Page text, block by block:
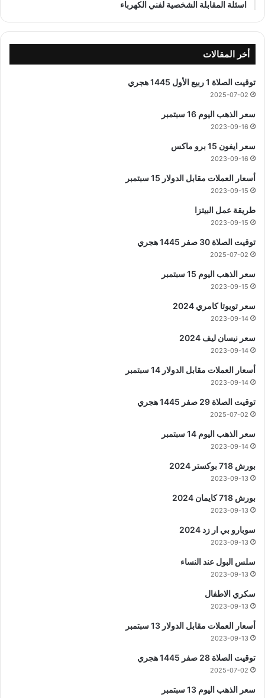
اسئلة المقابلة الشخصية لفني الكهرباء
أخر المقالات
توقيت الصلاة 1 ربيع الأول 1445 هجري
2025-07-02
سعر الذهب اليوم 16 سبتمبر
2023-09-16
سعر ايفون 15 برو ماكس
2023-09-16
أسعار العملات مقابل الدولار 15 سبتمبر
2023-09-15
طريقة عمل البيتزا
2023-09-15
توقيت الصلاة 30 صفر 1445 هجري
2025-07-02
سعر الذهب اليوم 15 سبتمبر
2023-09-15
سعر تويوتا كامري 2024
2023-09-14
سعر نيسان ليف 2024
2023-09-14
أسعار العملات مقابل الدولار 14 سبتمبر
2023-09-14
توقيت الصلاة 29 صفر 1445 هجري
2025-07-02
سعر الذهب اليوم 14 سبتمبر
2023-09-14
بورش 718 بوكستر 2024
2023-09-13
بورش 718 كايمان 2024
2023-09-13
سوبارو بي ار زد 2024
2023-09-13
سلس البول عند النساء
2023-09-13
سكري الاطفال
2023-09-13
أسعار العملات مقابل الدولار 13 سبتمبر
2023-09-13
توقيت الصلاة 28 صفر 1445 هجري
2025-07-02
سعر الذهب اليوم 13 سبتمبر